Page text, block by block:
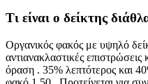
Τι είναι ο δείκτης
Οργανικός φακός με υψηλό
αντιανακλαστικές
όραση . 35% λεπτότερος και